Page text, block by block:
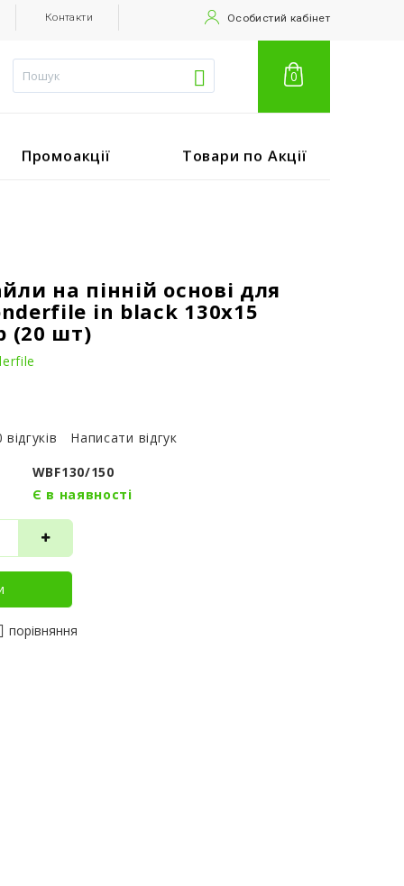
Контакти Особистий кабінет
0
Промоакції Товари по Акції
на пінній основі для
in black 130x15
(20 шт)
відгуків
Написати відгук
WBF130/150
Є в наявності
порівняння